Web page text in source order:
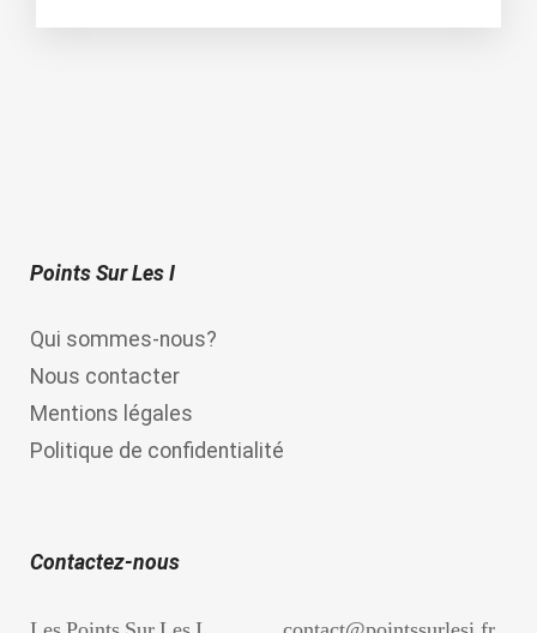
Points Sur Les I
Qui sommes-nous?
Nous contacter
Mentions légales
Politique de confidentialité
Contactez-nous